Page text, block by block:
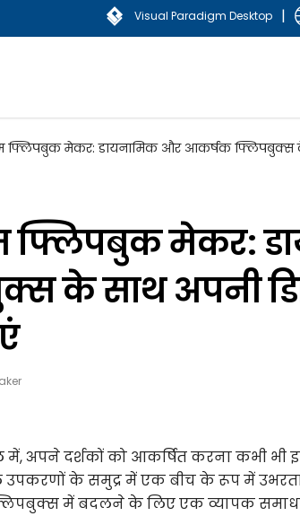
Visual Paradigm Desktop |
फ्लिपबुक मेकर: डायनामिक और आकर्षक फ्लिपबुक्स
फ्लिपबुक मेकर:
के साथ अपनी
अपने दर्शकों को आकर्षित करना कभी भी
उपकरणों के समुद्र में एक बीच के रूप में
में बदलने के लिए एक व्यापक